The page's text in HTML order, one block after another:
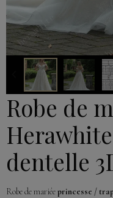
Robe de
dentelle
Robe de mariéeprincesse /